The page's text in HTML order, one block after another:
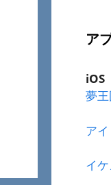
ア
iOS
夢
ア
イ